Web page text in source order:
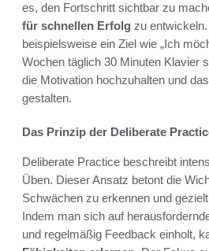
es, den Fortschritt sichtbar zu
für schnellen Erfolg zu
beispielsweise ein Ziel wie „Ich
Wochen täglich 30 Minuten Klavier
die Motivation hochzuhalten und
gestalten.
Das Prinzip der Deliberate
Deliberate Practice beschreibt
Üben. Dieser Ansatz betont die
Schwächen zu erkennen und
Indem man sich auf
und regelmäßig Feedback einholt,